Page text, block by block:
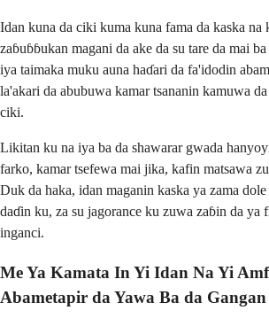
Idan kuna da ciki kuma kuna fama da kaska na
zaɓuɓɓukan magani da ake da su tare da mai
iya taimaka muku auna haɗari da fa'idodin
la'akari da abubuwa kamar tsananin kamuwa
ciki.
Likitan ku na iya ba da shawarar gwada
farko, kamar tsefewa mai jika, kafin matsawa
Duk da haka, idan maganin kaska ya zama
daɗin ku, za su jagorance ku zuwa zaɓin da ya
inganci.
Me Ya Kamata In Yi Idan Na Yi
Abametapir da Yawa Ba da Gangan